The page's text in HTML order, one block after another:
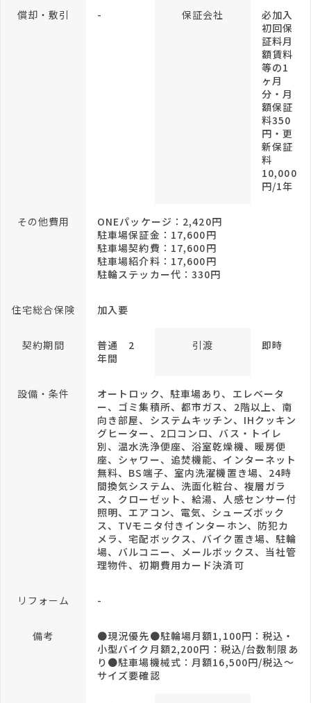
償却・敷引 - 保証会社
必加入
初回保
証料月
額賃料
等の1
ヶ月
分・月
額保証
料350
円・更
新保証
料
10,000
円/1年
その他費用
ONEパッケージ：2,420円
駐車場保証金：17,600円
駐車場契約費：17,600円
駐車場紹介料：17,600円
駐輪ステッカー代：330円
住宅総合保険 加入要
契約期間
普通 2
年間
引渡 即時
設備・条件
オートロック、駐車場あり、エレベータ
ー、ゴミ集積所、都市ガス、2階以上、南
向き部屋、システムキッチン、IHクッキン
グヒーター、2口コンロ、バス・トイレ
別、温水洗浄便座、浴室乾燥機、暖房便
座、シャワー、追焚機能、インターネット
無料、BS端子、室内洗濯機置き場、24時
間換気システム、洗面化粧台、複層ガラ
ス、クローゼット、給湯、人感センサー付
照明、エアコン、電気、シューズボック
ス、TVモニタ付きインターホン、防犯カ
メラ、宅配ボックス、バイク置き場、駐輪
場、バルコニー、メールボックス、当社管
理物件、初期費用カード決済可
リフォーム -
備考
●現況優先●駐輪場月額1,100円：税込・
小型バイク月額2,200円：税込/台数制限あ
り●駐車場機械式：月額16,500円/税込～
サイズ要確認